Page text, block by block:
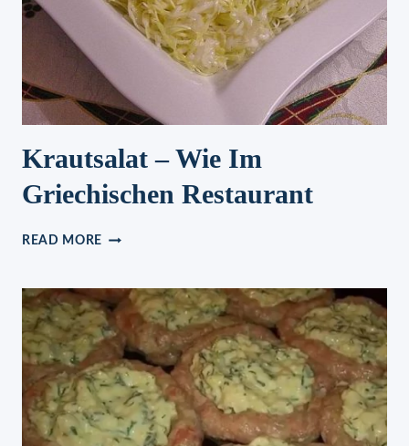
Krautsalat – Wie Im
Griechischen Restaurant
READ MORE KRAUTSALAT
IM
GRIECHISCHEN
RESTAURANT